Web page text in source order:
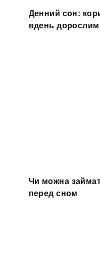
Денний сон:
вдень дорослим
Чи можна
перед сном